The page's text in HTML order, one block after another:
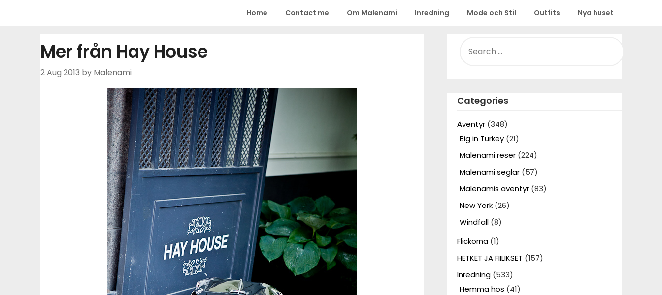
Home Contact me Om Malenami Inredning Mode och Stil Outfits Nya huset
Mer från Hay House
2 Aug 2013 by Malenami
FOR:
Categories
Äventyr(348)
Big in Turkey(21)
Malenami reser(224)
Malenami seglar(57)
Malenamis äventyr(83)
New York(26)
Windfall(8)
Flickorna(1)
HETKET JA FIILIKSET (157)
Inredning(533)
Hemma hos (41)